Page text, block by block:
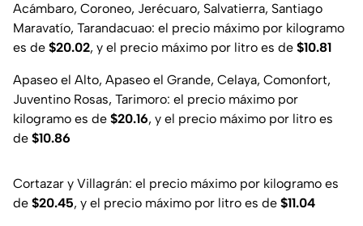
Acámbaro, Coroneo, Jerécuaro, Salvatierra, Santiago
Maravatío, Tarandacuao: el precio máximo por kilogramo
es de $20.02, y el precio máximo por litro es de $10.81
Apaseo el Alto, Apaseo el Grande, Celaya, Comonfort,
Juventino Rosas, Tarimoro: el precio máximo por
kilogramo es de $20.16, y el precio máximo por litro es
de $10.86
Cortazar y Villagrán: el precio máximo por kilogramo es
de $20.45, y el precio máximo por litro es de $11.04